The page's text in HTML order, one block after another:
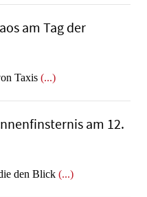
am Tag der
Taxis (...)
am 12.
den Blick (...)